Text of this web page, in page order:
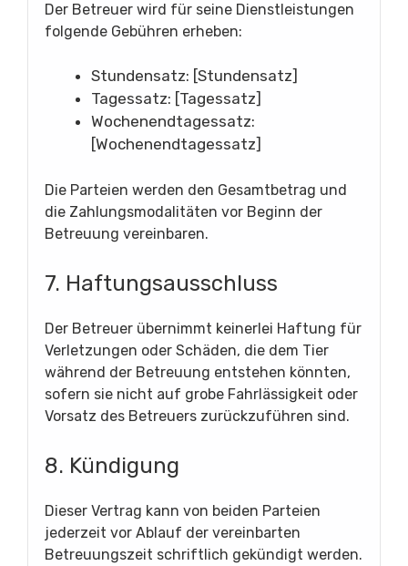
Der Betreuer wird für seine Dienstleistungen
folgende Gebühren erheben:
Stundensatz: [Stundensatz]
Tagessatz: [Tagessatz]
Wochenendtagessatz:
[Wochenendtagessatz]
Die Parteien werden den Gesamtbetrag und
die Zahlungsmodalitäten vor Beginn der
Betreuung vereinbaren.
7. Haftungsausschluss
Der Betreuer übernimmt keinerlei Haftung für
Verletzungen oder Schäden, die dem Tier
während der Betreuung entstehen könnten,
sofern sie nicht auf grobe Fahrlässigkeit oder
Vorsatz des Betreuers zurückzuführen sind.
8. Kündigung
Dieser Vertrag kann von beiden Parteien
jederzeit vor Ablauf der vereinbarten
Betreuungszeit schriftlich gekündigt werden.